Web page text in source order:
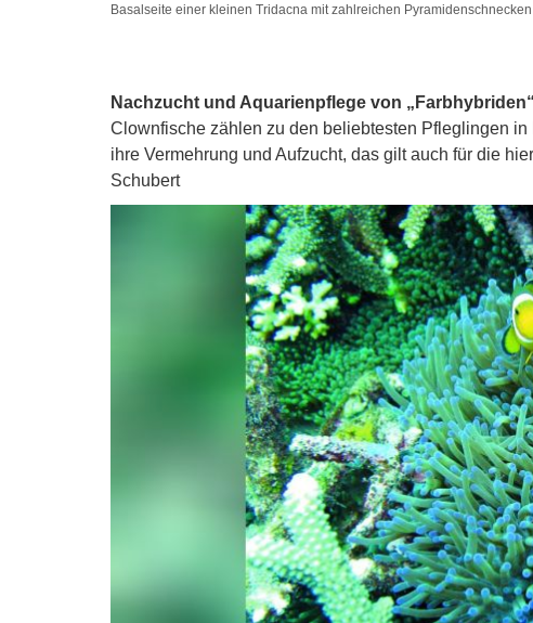
Basalseite einer kleinen Tridacna mit zahlreichen Pyramidenschnecken
Nachzucht und Aquarienpflege von „Farbhybriden“
Clownfische zählen zu den beliebtesten Pfleglingen
ihre Vermehrung und Aufzucht, das gilt auch für die
Schubert